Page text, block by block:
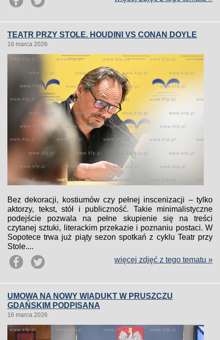
TEATR PRZY STOLE. HOUDINI VS CONAN DOYLE
16 marca 2026
Bez dekoracji, kostiumów czy pełnej inscenizacji – tylko
aktorzy, tekst, stół i publiczność. Takie minimalistyczne
podejście pozwala na pełne skupienie się na treści
czytanej sztuki, literackim przekazie i poznaniu postaci. W
Sopotece trwa już piąty sezon spotkań z cyklu Teatr przy
Stole....
więcej zdjęć z tego tematu »
UMOWA NA NOWY WIADUKT W PRUSZCZU
GDAŃSKIM PODPISANA
16 marca 2026